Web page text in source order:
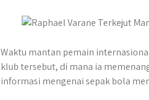
o
r
r
Waktu mantan pemain
klub tersebut, di mana ia
informasi mengenai sepak bola